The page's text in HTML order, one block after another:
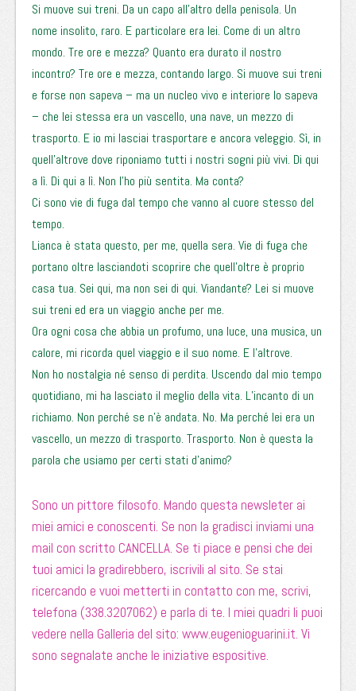
Si muove sui treni. Da un capo all’altro della penisola. Un
nome insolito, raro. E particolare era lei. Come di un altro
mondo. Tre ore e mezza? Quanto era durato il nostro
incontro? Tre ore e mezza, contando largo. Si muove sui treni
e forse non sapeva – ma un nucleo vivo e interiore lo sapeva
– che lei stessa era un vascello, una nave, un mezzo di
trasporto. E io mi lasciai trasportare e ancora veleggio. Sì, in
quell’altrove dove riponiamo tutti i nostri sogni più vivi. Di qui
a lì. Di qui a lì. Non l’ho più sentita. Ma conta?
Ci sono vie di fuga dal tempo che vanno al cuore stesso del
tempo.
Lianca è stata questo, per me, quella sera. Vie di fuga che
portano oltre lasciandoti scoprire che quell’oltre è proprio
casa tua. Sei qui, ma non sei di qui. Viandante? Lei si muove
sui treni ed era un viaggio anche per me.
Ora ogni cosa che abbia un profumo, una luce, una musica, un
calore, mi ricorda quel viaggio e il suo nome. E l’altrove.
Non ho nostalgia né senso di perdita. Uscendo dal mio tempo
quotidiano, mi ha lasciato il meglio della vita. L’incanto di un
richiamo. Non perché se n’è andata. No. Ma perché lei era un
vascello, un mezzo di trasporto. Trasporto. Non è questa la
parola che usiamo per certi stati d’animo?
Sono un pittore filosofo. Mando questa newsleter ai
miei amici e conoscenti. Se non la gradisci inviami una
mail con scritto CANCELLA. Se ti piace e pensi che dei
tuoi amici la gradirebbero, iscrivili al sito. Se stai
ricercando e vuoi metterti in contatto con me, scrivi,
telefona (338.3207062) e parla di te. I miei quadri li puoi
vedere nella Galleria del sito: www.eugenioguarini.it. Vi
sono segnalate anche le iniziative espositive.